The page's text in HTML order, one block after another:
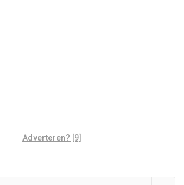
Adverteren? [9]